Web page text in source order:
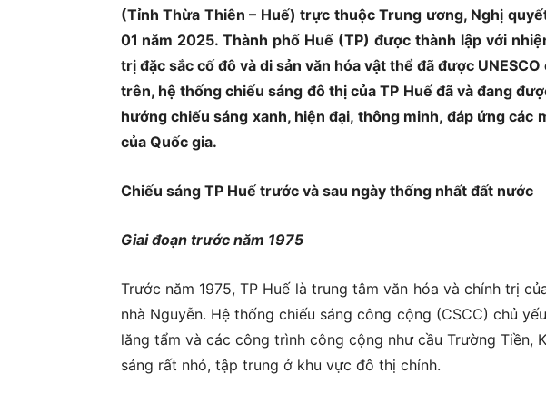
(Tỉnh Thừa Thiên – Huế) trực thuộc Trung ương, Nghị
01 năm 2025. Thành phố Huế (TP) được thành lập với
trị đặc sắc cố đô và di sản văn hóa vật thể đã được
trên, hệ thống chiếu sáng đô thị của TP Huế đã và đang
hướng chiếu sáng xanh, hiện đại, thông minh, đáp ứng các
của Quốc gia.
Chiếu sáng TP Huế trước và sau ngày thống nhất đất nước
Giai đoạn trước năm 1975
Trước năm 1975, TP Huế là trung tâm văn hóa và chính trị
nhà Nguyễn. Hệ thống chiếu sáng công cộng (CSCC) chủ
lăng tẩm và các công trình công cộng như cầu Trường Tiền,
sáng rất nhỏ, tập trung ở khu vực đô thị chính.